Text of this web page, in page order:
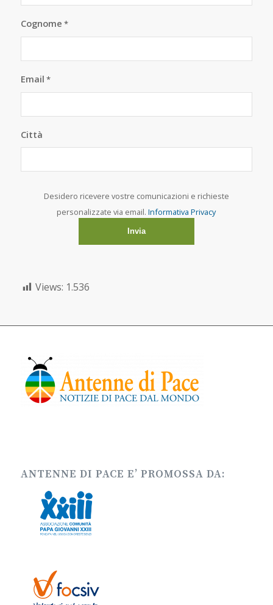
Cognome *
Email *
Città
Desidero ricevere vostre comunicazioni e richieste
personalizzate via email.Informativa Privacy
Views: 1.536
ANTENNE DI PACE E’ PROMOSSA DA: